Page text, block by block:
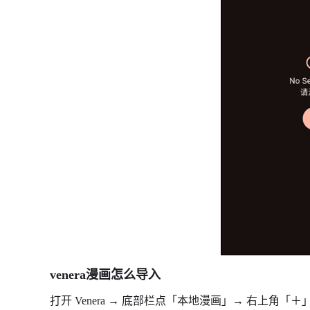
venera漫画怎么导入
打开 Venera → 底部栏点「本地漫画」→ 右上角「＋